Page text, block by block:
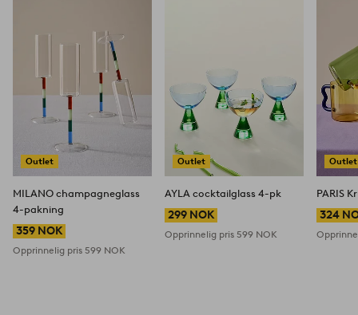
Outlet
MILANO champagneglass
4-pakning
359 NOK
Opprinnelig pris 599 NOK
Outlet
AYLA cocktailglass 4-pk
299 NOK
Opprinnelig pris 599 NOK
Outlet
PARIS
324